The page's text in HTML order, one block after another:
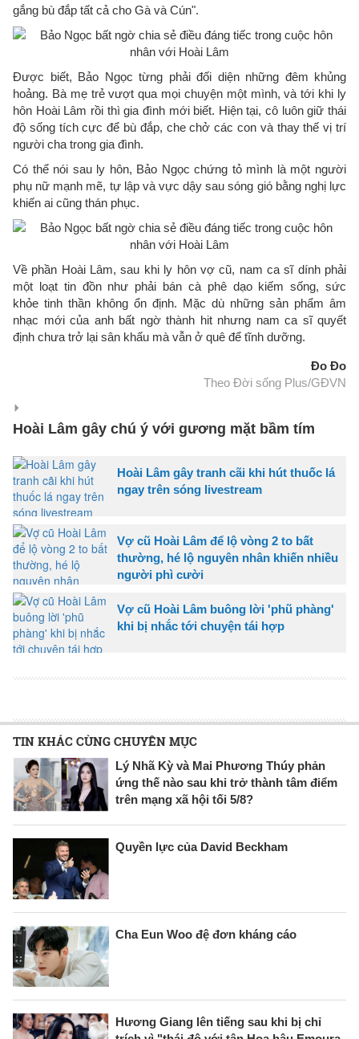
gắng bù đắp tất cả cho Gà và Cún".
Được biết, Bảo Ngọc từng phải đối diện những đêm khủng
hoảng. Bà mẹ trẻ vượt qua mọi chuyện một mình, và tới khi ly
hôn Hoài Lâm rồi thì gia đình mới biết. Hiện tại, cô luôn giữ thái
độ sống tích cực để bù đắp, che chở các con và thay thế vị trí
người cha trong gia đình.
Có thể nói sau ly hôn, Bảo Ngọc chứng tỏ mình là một người
phụ nữ mạnh mẽ, tự lập và vực dậy sau sóng gió bằng nghị lực
khiến ai cũng thán phục.
Về phần Hoài Lâm, sau khi ly hôn vợ cũ, nam ca sĩ dính phải
một loạt tin đồn như phải bán cà phê dạo kiếm sống, sức
khỏe tinh thần không ổn định. Mặc dù những sản phẩm âm
nhạc mới của anh bất ngờ thành hit nhưng nam ca sĩ quyết
định chưa trở lại sân khấu mà vẫn ở quê để tĩnh dưỡng.
Đo Đo
Theo Đời sống Plus/GĐVN
Hoài Lâm gây chú ý với gương mặt bầm tím
Hoài Lâm gây tranh cãi khi hút thuốc lá
ngay trên sóng livestream
Vợ cũ Hoài Lâm để lộ vòng 2 to bất
thường, hé lộ nguyên nhân khiến nhiều
người phì cười
Vợ cũ Hoài Lâm buông lời 'phũ phàng'
khi bị nhắc tới chuyện tái hợp
TIN KHÁC CÙNG CHUYÊN MỤC
Lý Nhã Kỳ và Mai Phương Thúy phản
ứng thế nào sau khi trở thành tâm điểm
trên mạng xã hội tối 5/8?
Quyền lực của David Beckham
Cha Eun Woo đệ đơn kháng cáo
Hương Giang lên tiếng sau khi bị chỉ